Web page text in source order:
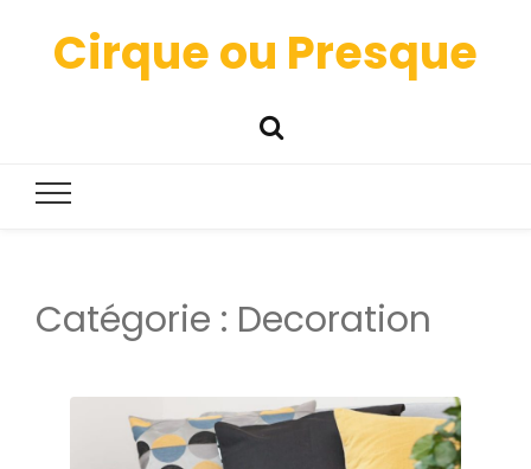
Cirque ou Presque
Catégorie : Decoration